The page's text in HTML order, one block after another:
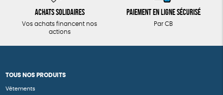
Achats solidaires
Vos achats financent nos
actions
Paiement en ligne sécurisé
Par CB
TOUS NOS PRODUITS
Vêtements